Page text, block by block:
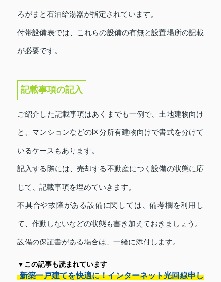
ろがまと石油給湯器が指定されています。
付帯設備表では、これらの設備の有無と設置場所の記載
が必要です。
記載事項の記入
ご紹介した記載事項はあくまでも一例で、土地建物向け
と、マンションなどの区分所有建物向けで書式を分けて
いるケースもあります。
記入する際には、売却する不動産につく設備の状態に応
じて、記載事項を埋めていきます。
不具合や故障がある設備に関しては、備考欄を利用し
て、作動しないなどの状態も書き加えておきましょう。
設備の保証書がある場合は、一緒に添付します。
▼この記事も読まれています
新築一戸建てを快適に！インターネット光回線申し